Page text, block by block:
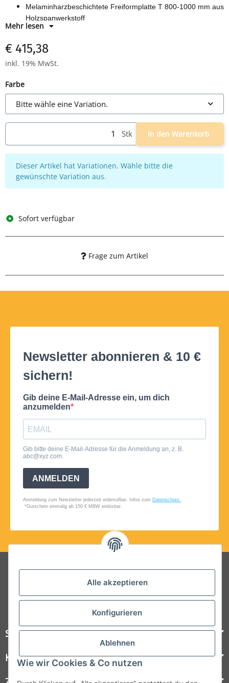
Alle akzeptieren
Konfigurieren
Ablehnen
Wie wir Cookies & Co nutzen
Melaminharzbeschichtete Freiformplatte T 800-1000 mm aus
Holzspanwerkstoff
Horizontale Kabelwanne
Mehr lesen
€ 415,38
inkl. 19% MwSt.
Farbe
Bitte wähle eine Variation.
Stk In den Warenkorb
x
Dieser Artikel hat Variationen. Wähle bitte die
gewünschte Variation aus.
Sofort verfügbar
Frage zum Artikel
Folgt uns auf Social Media
Steelboxx
Kundenservice